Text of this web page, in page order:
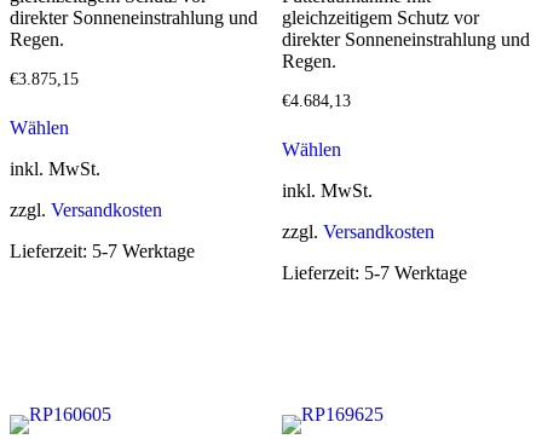
direkter Sonneneinstrahlung und
Regen.
€3.875,15
Wählen
inkl. MwSt.
zzgl. Versandkosten
Lieferzeit: 5-7 Werktage
gleichzeitigem Schutz vor
direkter Sonneneinstrahlung und
Regen.
€4.684,13
Wählen
inkl. MwSt.
zzgl. Versandkosten
Lieferzeit: 5-7 Werktage